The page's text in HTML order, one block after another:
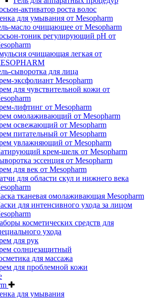
активатор роста волос
для умывания от Mesopharm
масло очищающее от Mesopharm
тоник регулирующий рН от
очищающая легкая от
сыворотка для лица
эксфолиант Mesopharm
для чувствительной кожи от
лифтинг от Mesopharm
омолаживающий от Mesopharm
освежающий от Mesopharm
питательный от Mesopharm
увлажняющий от Mesopharm
крем-шелк от Mesopharm
эссенция от Mesopharm
для век от Mesopharm
для области скул и нижнего века
тканевая омолаживающая Mesopharm
для интенсивного ухода за лицом
косметических средств для
ухода
для рук
солнцезащитный
для массажа
для проблемной кожи
для умывания